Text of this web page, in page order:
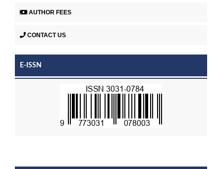
AUTHOR FEES
CONTACT US
E-ISSN